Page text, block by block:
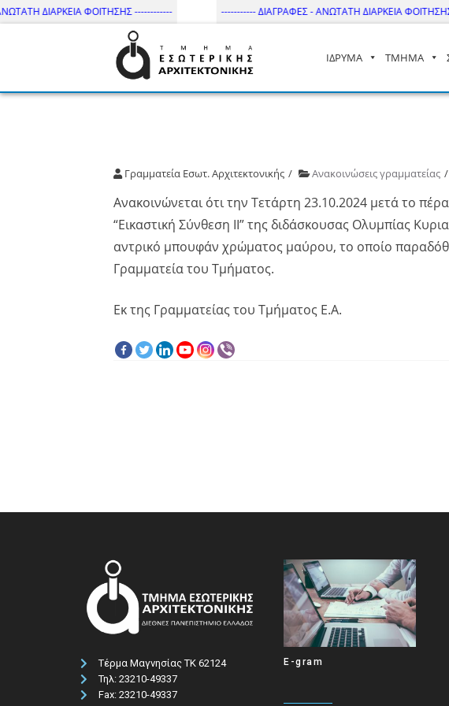
ΔΙΑΡΚΕΙΑ ΦΟΙΤΗΣΗΣ ------------ ----------- ΔΙΑΓΡΑΦΕΣ - ΑΝΩΤΑΤΗ ΔΙΑΡΚΕΙΑ ΦΟΙΤΗΣΗΣ
Τμήμα Εσωτ. Αρχιτεκτονικής – ΔΙ.ΠΑ.Ε
ΙΔΡΥΜΑ ΤΜΗΜΑ
Γραμματεία Εσωτ. Αρχιτεκτονικής Ανακοινώσεις γραμματείας
Ανακοινώνεται ότι την Τετάρτη 23.10.2024 μετά το
“Εικαστική Σύνθεση ΙΙ” της διδάσκουσας Ολυμπίας
αντρικό μπουφάν χρώματος μαύρου, το οποίο
Γραμματεία του Τμήματος.
Εκ της Γραμματείας του Τμήματος Ε.Α.
Τέρμα Μαγνησίας ΤΚ 62124
Τηλ: 23210-49337​
Fax: 23210-49337
E-gram